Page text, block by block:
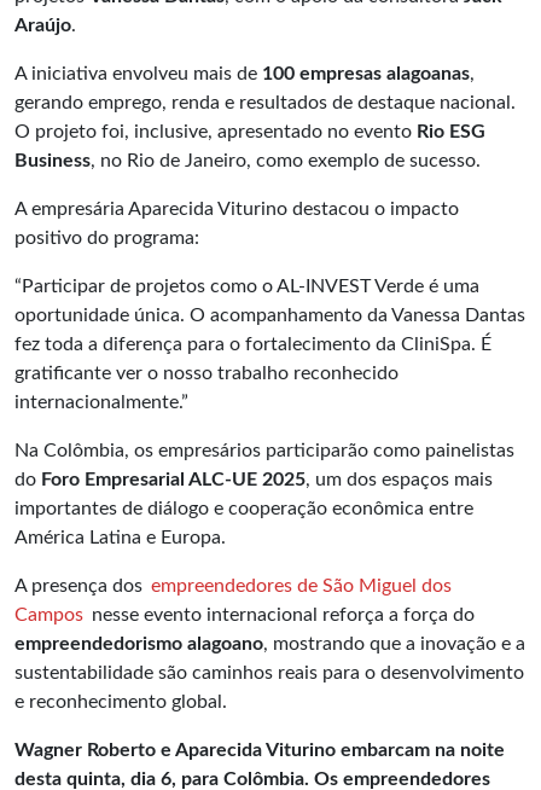
Araújo.
A iniciativa envolveu mais de 100 empresas alagoanas,
gerando emprego, renda e resultados de destaque nacional.
O projeto foi, inclusive, apresentado no evento Rio ESG
Business, no Rio de Janeiro, como exemplo de sucesso.
A empresária Aparecida Viturino destacou o impacto
positivo do programa:
“Participar de projetos como o AL-INVEST Verde é uma
oportunidade única. O acompanhamento da Vanessa Dantas
fez toda a diferença para o fortalecimento da CliniSpa. É
gratificante ver o nosso trabalho reconhecido
internacionalmente.”
Na Colômbia, os empresários participarão como painelistas
do Foro Empresarial ALC-UE 2025, um dos espaços mais
importantes de diálogo e cooperação econômica entre
América Latina e Europa.
A presença dos empreendedores de São Miguel dos
Campos nesse evento internacional reforça a força do
empreendedorismo alagoano, mostrando que a inovação e a
sustentabilidade são caminhos reais para o desenvolvimento
e reconhecimento global.
Wagner Roberto e Aparecida Viturino embarcam na noite
desta quinta, dia 6, para Colômbia. Os empreendedores